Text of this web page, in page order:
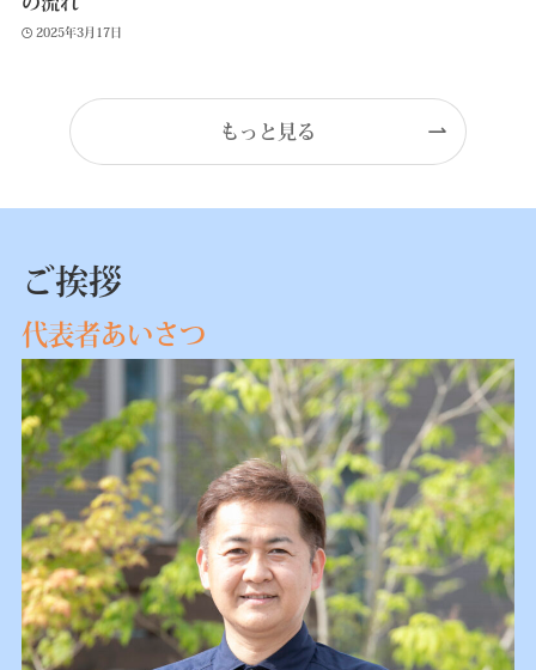
2025年3月17日
もっと見る
ご挨拶
代表者あいさつ